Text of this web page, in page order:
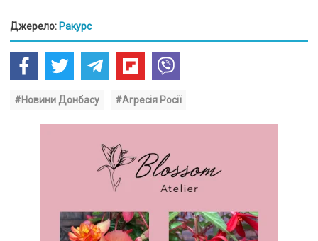
Джерело: Ракурс
#Новини Донбасу #Агресія Росії